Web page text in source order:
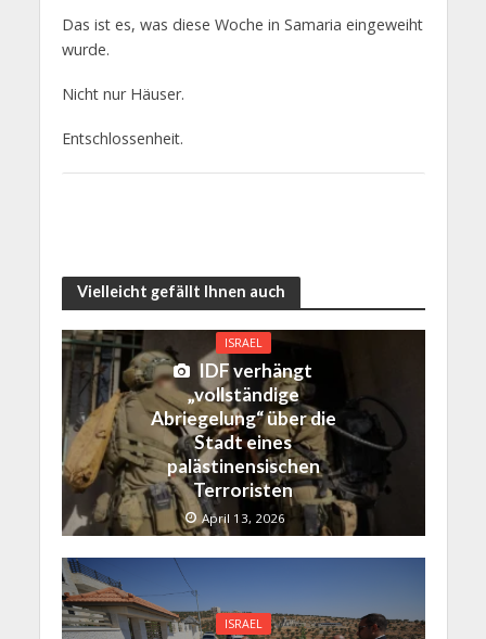
Das ist es, was diese Woche in Samaria eingeweiht
wurde.
Nicht nur Häuser.
Entschlossenheit.
Vielleicht gefällt Ihnen auch
ISRAEL
IDF verhängt
„vollständige
Abriegelung“ über die
Stadt eines
palästinensischen
Terroristen
April 13, 2026
ISRAEL